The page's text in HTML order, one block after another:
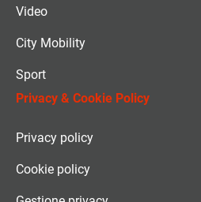
Video
City Mobility
Sport
Privacy & Cookie Policy
Privacy policy
Cookie policy